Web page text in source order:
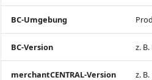
BC-Umgebung
BC-Version z. B.
merchantCENTRAL-Version z.